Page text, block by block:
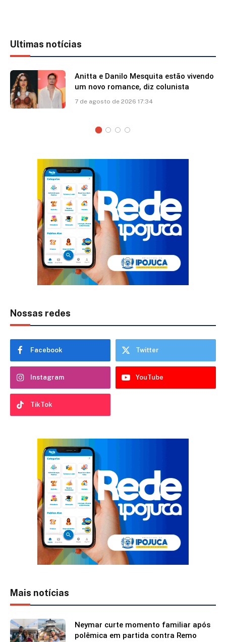
Ultimas notícias
Anitta e Danilo Mesquita estão vivendo
um novo romance, diz colunista
7 de agosto de 2026 17:34
Nossas redes
Facebook Twitter
Instagram YouTube
TikTok
Mais notícias
Neymar curte momento familiar após
polêmica em partida contra Remo